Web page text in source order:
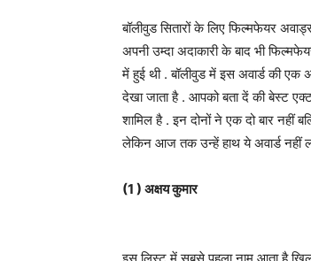
बॉलीवुड सितारों के लिए फिल्मफेयर
अपनी उम्दा अदाकारी के बाद भी
में हुई थी . बॉलीवुड में इस अवार्ड की एक
देखा जाता है . आपको बता दें की बेस्ट
शामिल है . इन दोनों ने एक दो बार नहीं
लेकिन आज तक उन्हें हाथ ये अवार्ड नहीं
(1 ) अक्षय कुमार